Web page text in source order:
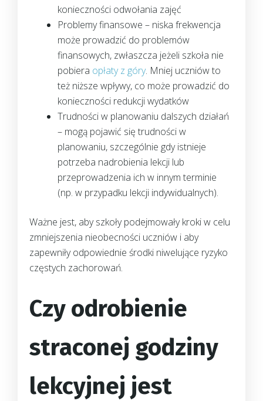
konieczności odwołania zajęć
Problemy finansowe – niska frekwencja
może prowadzić do problemów
finansowych, zwłaszcza jeżeli szkoła nie
pobiera opłaty z góry. Mniej uczniów to
też niższe wpływy, co może prowadzić do
konieczności redukcji wydatków
Trudności w planowaniu dalszych działań
– mogą pojawić się trudności w
planowaniu, szczególnie gdy istnieje
potrzeba nadrobienia lekcji lub
przeprowadzenia ich w innym terminie
(np. w przypadku lekcji indywidualnych).
Ważne jest, aby szkoły podejmowały kroki w celu
zmniejszenia nieobecności uczniów i aby
zapewniły odpowiednie środki niwelujące ryzyko
częstych zachorowań.
Czy odrobienie
straconej godziny
lekcyjnej jest